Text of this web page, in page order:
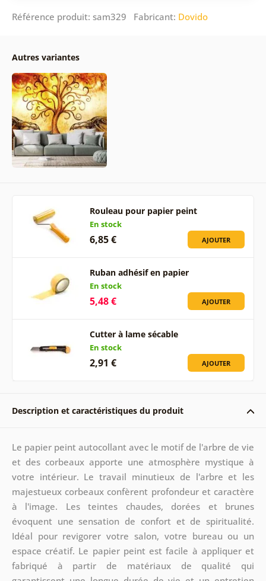
Référence produit: sam329 Fabricant: Dovido
Autres variantes
Rouleau pour papier peint
En stock
6,85 € AJOUTER
Ruban adhésif en papier
En stock
5,48 € AJOUTER
Cutter à lame sécable
En stock
2,91 € AJOUTER
Description et caractéristiques du produit
Le papier peint autocollant avec le motif de l'arbre de vie
et des corbeaux apporte une atmosphère mystique à
votre intérieur. Le travail minutieux de l'arbre et les
majestueux corbeaux confèrent profondeur et caractère
à l'image. Les teintes chaudes, dorées et brunes
évoquent une sensation de confort et de spiritualité.
Idéal pour revigorer votre salon, votre bureau ou un
espace créatif. Le papier peint est facile à appliquer et
fabriqué à partir de matériaux de qualité qui